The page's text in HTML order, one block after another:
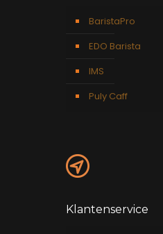
BaristaPro
EDO Barista
IMS
Puly Caff
Klantenservice